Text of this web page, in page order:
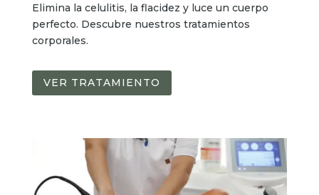
Elimina la celulitis, la flacidez y luce un cuerpo
perfecto. Descubre nuestros tratamientos
corporales.
VER TRATAMIENTO